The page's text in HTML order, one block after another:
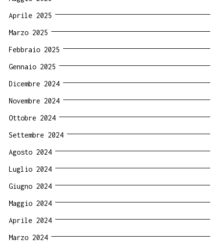
Aprile 2025
Marzo 2025
Febbraio 2025
Gennaio 2025
Dicembre 2024
Novembre 2024
Ottobre 2024
Settembre 2024
Agosto 2024
Luglio 2024
Giugno 2024
Maggio 2024
Aprile 2024
Marzo 2024